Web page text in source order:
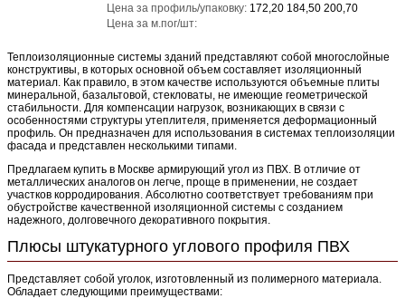
Цена за профиль/упаковку: 172,20 184,50 200,70
Цена за м.пог/шт:
Теплоизоляционные системы зданий представляют собой многослойные
конструктивы, в которых основной объем составляет изоляционный
материал. Как правило, в этом качестве используются объемные плиты
минеральной, базальтовой, стекловаты, не имеющие геометрической
стабильности. Для компенсации нагрузок, возникающих в связи с
особенностями структуры утеплителя, применяется деформационный
профиль. Он предназначен для использования в системах теплоизоляции
фасада и представлен несколькими типами.
Предлагаем купить в Москве армирующий угол из ПВХ. В отличие от
металлических аналогов он легче, проще в применении, не создает
участков корродирования. Абсолютно соответствует требованиям при
обустройстве качественной изоляционной системы с созданием
надежного, долговечного декоративного покрытия.
Плюсы штукатурного углового профиля ПВХ
Представляет собой уголок, изготовленный из полимерного материала.
Обладает следующими преимуществами: